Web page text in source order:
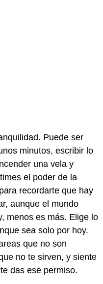
Puede ser
minutos, escribir lo
una vela y
el poder de la
recordarte que hay
aunque el mundo
menos es más. Elige lo
sea solo por hoy.
que no son
no te sirven, y siente
das ese permiso.